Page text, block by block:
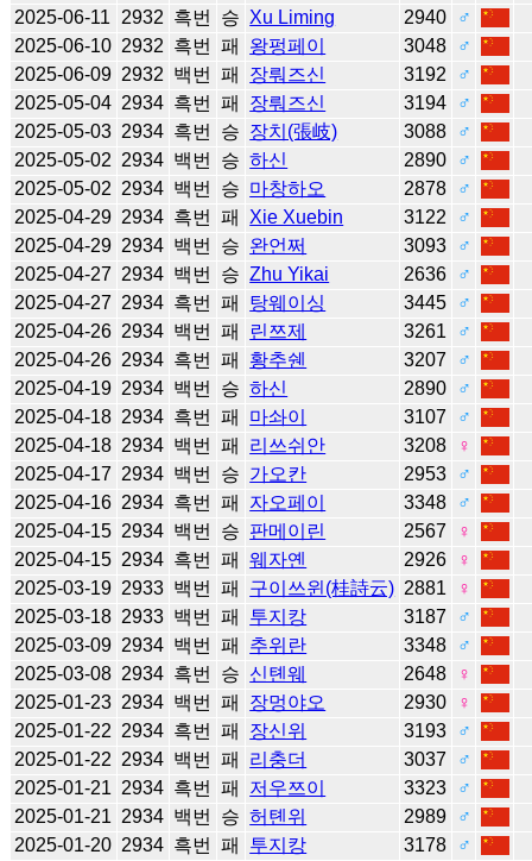
2025-06-11
2932 흑번 승 Xu Liming 2940
♂
2025-06-10 2932 흑번 패 왕펑페이 3048
♂
2025-06-09 2932 백번 패 장뤄즈신 3192
♂
2025-05-04 2934 흑번 패 장뤄즈신 3194
♂
2025-05-03 2934 흑번 승 장치(張岐) 3088
♂
2025-05-02 2934 백번 승 하신 2890
♂
2025-05-02 2934 백번 승 마창하오 2878
♂
2025-04-29 2934 흑번 패 Xie Xuebin 3122
♂
2025-04-29 2934 백번 승 완언쩌 3093
♂
2025-04-27 2934 백번 승 Zhu Yikai 2636
♂
2025-04-27 2934 흑번 패 탕웨이싱 3445
♂
2025-04-26 2934 백번 패 린쯔제 3261
♂
2025-04-26 2934 흑번 패 황추쉔 3207
♂
2025-04-19 2934 백번 승 하신 2890
♂
2025-04-18 2934 흑번 패 마솨이 3107
♂
2025-04-18 2934 백번 패 리쓰쉬안 3208
♀
2025-04-17 2934 백번 승 가오칸 2953
♂
2025-04-16 2934 흑번 패 자오페이 3348
♂
2025-04-15 2934 백번 승 판메이린 2567
♀
2025-04-15 2934 흑번 패 웨자옌 2926
♀
2025-03-19 2933 백번 패 구이쓰윈(桂詩云) 2881
♀
2025-03-18 2933 백번 패 투지캉 3187
♂
2025-03-09 2934 백번 패 추위란 3348
♂
2025-03-08 2934 흑번 승 신톈웨 2648
♀
2025-01-23 2934 백번 패 장멍야오 2930
♀
2025-01-22 2934 흑번 패 장신위 3193
♂
2025-01-22 2934 백번 패 리충더 3037
♂
2025-01-21 2934 흑번 패 저우쯔이 3323
♂
2025-01-21 2934 백번 승 허톈위 2989
♂
2025-01-20 2934 흑번 패 투지캉 3178
♂